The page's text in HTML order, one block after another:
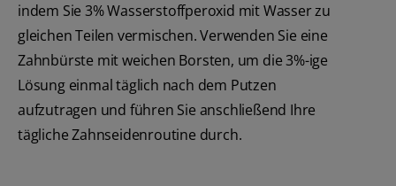
indem Sie 3% Wasserstoffperoxid mit Wasser zu
gleichen Teilen vermischen. Verwenden Sie eine
Zahnbürste mit weichen Borsten, um die 3%-ige
Lösung einmal täglich nach dem Putzen
aufzutragen und führen Sie anschließend Ihre
tägliche Zahnseidenroutine durch.